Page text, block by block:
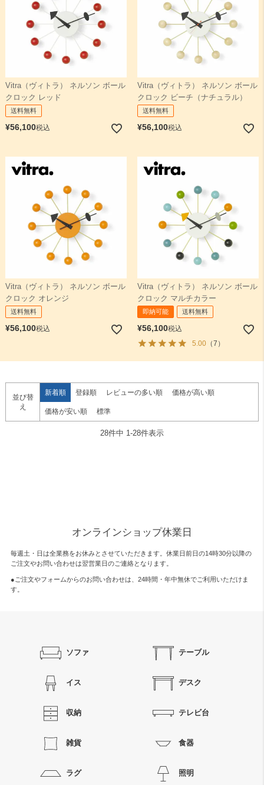
Vitra（ヴィトラ） ネルソン ボール
クロック レッド
送料無料
¥56,100税込
Vitra（ヴィトラ） ネルソン ボール
クロック ビーチ（ナチュラル）
送料無料
¥56,100税込
Vitra（ヴィトラ） ネルソン ボール
クロック オレンジ
送料無料
¥56,100税込
Vitra（ヴィトラ） ネルソン ボール
クロック マルチカラー
即納可能 送料無料
¥56,100税込
5.00（7）
並び替
え
新着順 登録順 レビューの多い順 価格が高い順
価格が安い順 標準
28件中 1-28件表示
オンラインショップ休業日
毎週土・日は全業務をお休みとさせていただきます。休業日前日の14時30分以降の
ご注文やお問い合わせは翌営業日のご連絡となります。
●ご注文やフォームからのお問い合わせは、 24時間・年中無休でご利用いただけま
す。
ソファ テーブル
イス デスク
収納 テレビ台
雑貨 食器
ラグ 照明